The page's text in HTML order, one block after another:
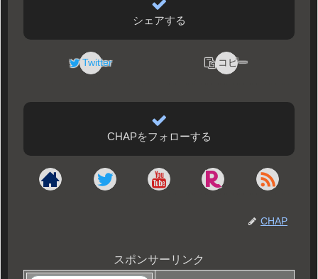
シェアする
Twitter コピー
CHAPをフォローする
CHAP
スポンサーリンク